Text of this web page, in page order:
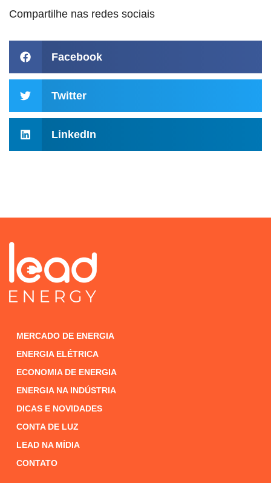
Compartilhe nas redes sociais
Facebook
Twitter
LinkedIn
MERCADO DE ENERGIA
ENERGIA ELÉTRICA
ECONOMIA DE ENERGIA
ENERGIA NA INDÚSTRIA
DICAS E NOVIDADES
CONTA DE LUZ
LEAD NA MÍDIA
CONTATO